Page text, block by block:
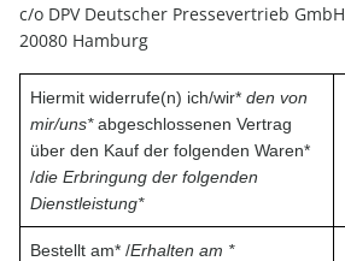
c/o DPV Deutscher Pressevertrieb GmbH
20080 Hamburg
Hiermit widerrufe(n) ich/wir* den von
mir/uns*abgeschlossenen Vertrag
über den Kauf der folgenden Waren*
/die Erbringung der folgenden
Dienstleistung*
Bestellt am* /Erhalten am *